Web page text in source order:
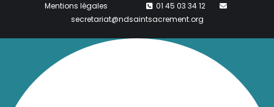
Mentions légales
01 45 03 34 12
secretariat@ndsaintsacrement.org